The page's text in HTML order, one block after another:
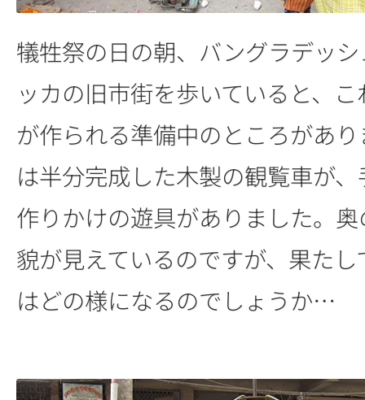
犠牲祭の日の朝、バングラデッ
ッカの旧市街を歩いていると、
が作られる準備中のところがあ
は半分完成した木製の観覧車が
作りかけの遊具がありました。
貌が見えているのですが、果た
はどの様になるのでしょうか…